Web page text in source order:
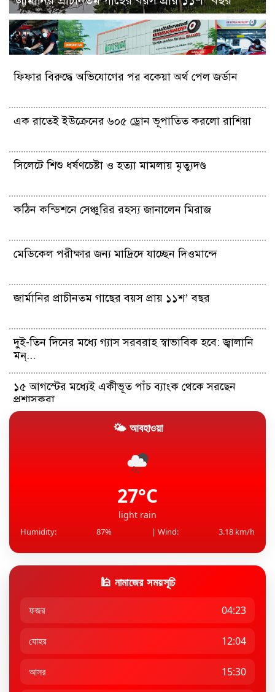
ফিফার বিরুদ্ধে অভিযোগের পর বকেয়া অর্থ পেল জর্ডান
এক রাতেই ইউক্রেনের ৬০৫ ড্রোন ভূপাতিত করলো রাশিয়া
সিলেটে শিশু ধর্ষণচেষ্টা ও হত্যা মামলায় মৃত্যুদণ্ড
কঠিন কন্ডিশনে সেঞ্চুরির রহস্য জানালেন মিরাজ
মেডিকেল পরীক্ষার জন্য মাদ্রিদে যাচ্ছেন দিওমান্দে
জার্মানির প্রাচীনতম গাছের বয়স প্রায় ১১শ’ বছর
দুই-তিন দিনের মধ্যে গ্যাস সরবরাহ স্বাভাবিক হবে: জ্বালানি
মন্...
১৫ আগস্টের মধ্যেই একীভূত পাঁচ ব্যাংক থেকে সরছেন
প্রশাসকরা
সহকর্মীকে ধর্ষণ: তেহেলকার সাবেক সম্পাদকের ১০ বছরের
৮ বছর পর রুপালি পর্দায় ফেরা, সেটে ভয়ে কাঁপছিলেন প্রীতি
🌤 আবহাওয়া
27°C
light rain
Humidity: 87% | Wind: 3.18 km/h
🕌 নামাজের সময়সূচি
ফজর 04:23
যোহর 12:04
আসর 15:30